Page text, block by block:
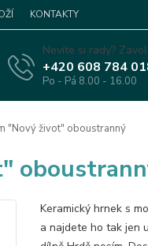
KONTAKTY
Nevíte si rady?
+420 608 784
Po - Pá 8.00 - 16.00
"Nový život" oboustranný
Keramický hrnek s
a najdete ho tak jen